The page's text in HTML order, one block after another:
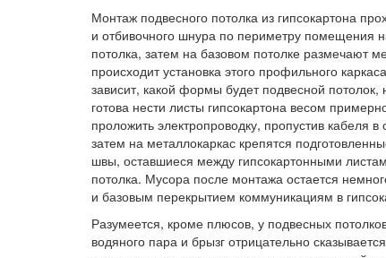
Монтаж подвесного потолка из гипсокартона
и отбивочного шнура по периметру помещения
потолка, затем на базовом потолке размечают
происходит установка этого профильного
зависит, какой формы будет подвесной
готова нести листы гипсокартона весом
проложить электропроводку, пропустив кабеля
затем на металлокаркас крепятся
швы, оставшиеся между гипсокартонными
потолка. Мусора после монтажа остается
и базовым перекрытием коммуникациям в
Разумеется, кроме плюсов, у подвесных
водяного пара и брызг отрицательно